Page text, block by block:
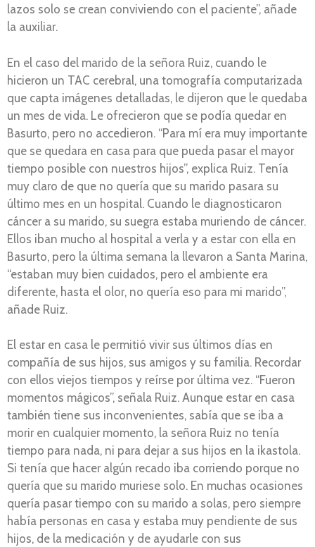
lazos solo se crean conviviendo con el paciente”, añade
la auxiliar.
En el caso del marido de la señora Ruiz, cuando le
hicieron un TAC cerebral, una tomografía computarizada
que capta imágenes detalladas, le dijeron que le quedaba
un mes de vida. Le ofrecieron que se podía quedar en
Basurto, pero no accedieron. “Para mí era muy importante
que se quedara en casa para que pueda pasar el mayor
tiempo posible con nuestros hijos”, explica Ruiz. Tenía
muy claro de que no quería que su marido pasara su
último mes en un hospital. Cuando le diagnosticaron
cáncer a su marido, su suegra estaba muriendo de cáncer.
Ellos iban mucho al hospital a verla y a estar con ella en
Basurto, pero la última semana la llevaron a Santa Marina,
“estaban muy bien cuidados, pero el ambiente era
diferente, hasta el olor, no quería eso para mi marido”,
añade Ruiz.
El estar en casa le permitió vivir sus últimos días en
compañía de sus hijos, sus amigos y su familia. Recordar
con ellos viejos tiempos y reírse por última vez. “Fueron
momentos mágicos”, señala Ruiz. Aunque estar en casa
también tiene sus inconvenientes, sabía que se iba a
morir en cualquier momento, la señora Ruiz no tenía
tiempo para nada, ni para dejar a sus hijos en la ikastola.
Si tenía que hacer algún recado iba corriendo porque no
quería que su marido muriese solo. En muchas ocasiones
quería pasar tiempo con su marido a solas, pero siempre
había personas en casa y estaba muy pendiente de sus
hijos, de la medicación y de ayudarle con sus